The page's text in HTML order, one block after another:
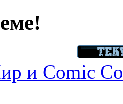
и Comic